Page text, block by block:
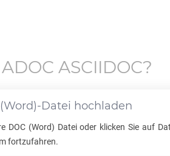
ADOC ASCIIDOC?
(Word)-Datei hochladen
DOC(Word) Datei oder klicken Sie auf
fortzufahren.